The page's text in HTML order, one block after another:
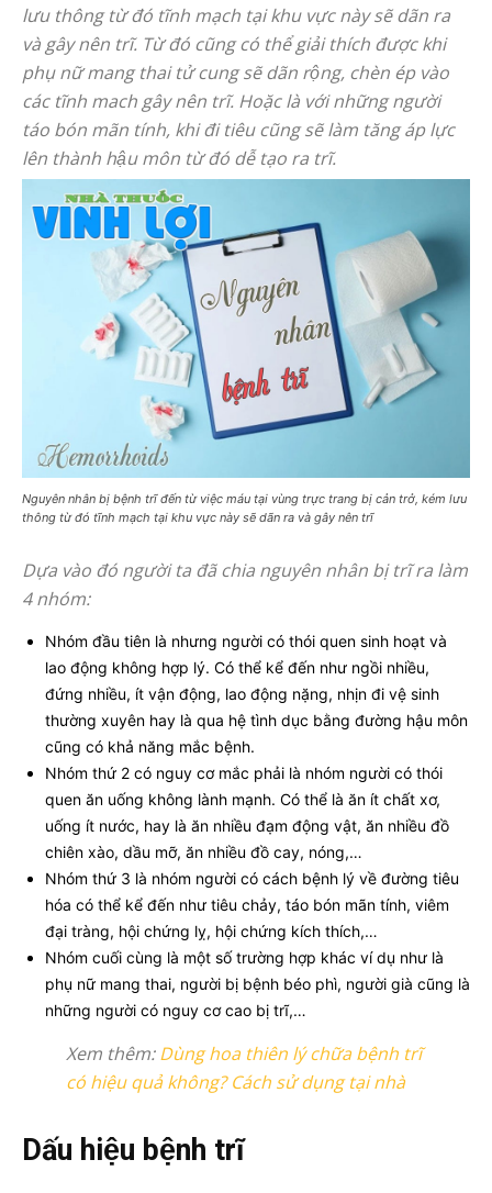
lưu thông từ đó tĩnh mạch tại khu vực này sẽ dãn ra
và gây nên trĩ. Từ đó cũng có thể giải thích được khi
phụ nữ mang thai tử cung sẽ dãn rộng, chèn ép vào
các tĩnh mach gây nên trĩ. Hoặc là với những người
táo bón mãn tính, khi đi tiêu cũng sẽ làm tăng áp lực
lên thành hậu môn từ đó dễ tạo ra trĩ.
Nguyên nhân bị bệnh trĩ đến từ việc máu tại vùng trực trang bị cản trở, kém lưu
thông từ đó tĩnh mạch tại khu vực này sẽ dãn ra và gây nên trĩ
Dựa vào đó người ta đã chia nguyên nhân bị trĩ ra làm
4 nhóm:
Nhóm đầu tiên là nhưng người có thói quen sinh hoạt và
lao động không hợp lý. Có thể kể đến như ngồi nhiều,
đứng nhiều, ít vận động, lao động nặng, nhịn đi vệ sinh
thường xuyên hay là qua hệ tình dục bằng đường hậu môn
cũng có khả năng mắc bệnh.
Nhóm thứ 2 có nguy cơ mắc phải là nhóm người có thói
quen ăn uống không lành mạnh. Có thể là ăn ít chất xơ,
uống ít nước, hay là ăn nhiều đạm động vật, ăn nhiều đồ
chiên xào, dầu mỡ, ăn nhiều đồ cay, nóng,…
Nhóm thứ 3 là nhóm người có cách bệnh lý về đường tiêu
hóa có thể kể đến như tiêu chảy, táo bón mãn tính, viêm
đại tràng, hội chứng lỵ, hội chứng kích thích,…
Nhóm cuối cùng là một số trường hợp khác ví dụ như là
phụ nữ mang thai, người bị bệnh béo phì, người già cũng là
những người có nguy cơ cao bị trĩ,…
Xem thêm:Dùng hoa thiên lý chữa bệnh trĩ
có hiệu quả không? Cách sử dụng tại nhà
Dấu hiệu bệnh trĩ